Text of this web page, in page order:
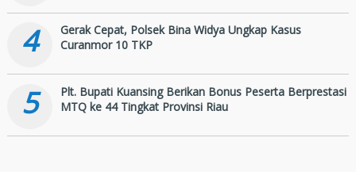
4
Gerak Cepat, Polsek Bina Widya Ungkap Kasus
Curanmor 10 TKP
5
Plt. Bupati Kuansing Berikan Bonus Peserta Berprestasi
MTQ ke 44 Tingkat Provinsi Riau